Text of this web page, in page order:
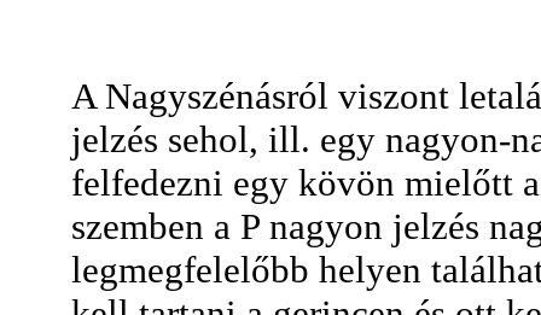
A Nagyszénásról viszont
jelzés sehol, ill. egy nagyon-
felfedezni egy kövön mielőtt
szemben a P nagyon jelzés
legmegfelelőbb helyen